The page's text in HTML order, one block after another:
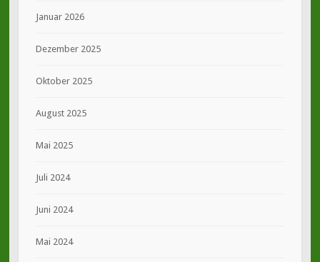
Januar 2026
Dezember 2025
Oktober 2025
August 2025
Mai 2025
Juli 2024
Juni 2024
Mai 2024